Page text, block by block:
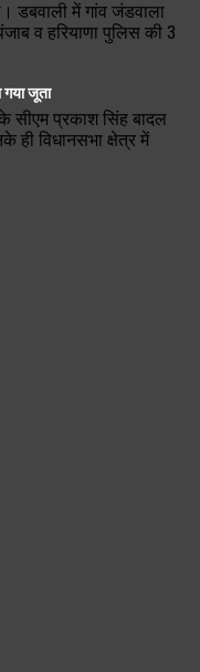
में गांव जंडवाला
व हरियाणा पुलिस की 3
जूता
प्रकाश सिंह बादल
ही विधानसभा क्षेत्र में